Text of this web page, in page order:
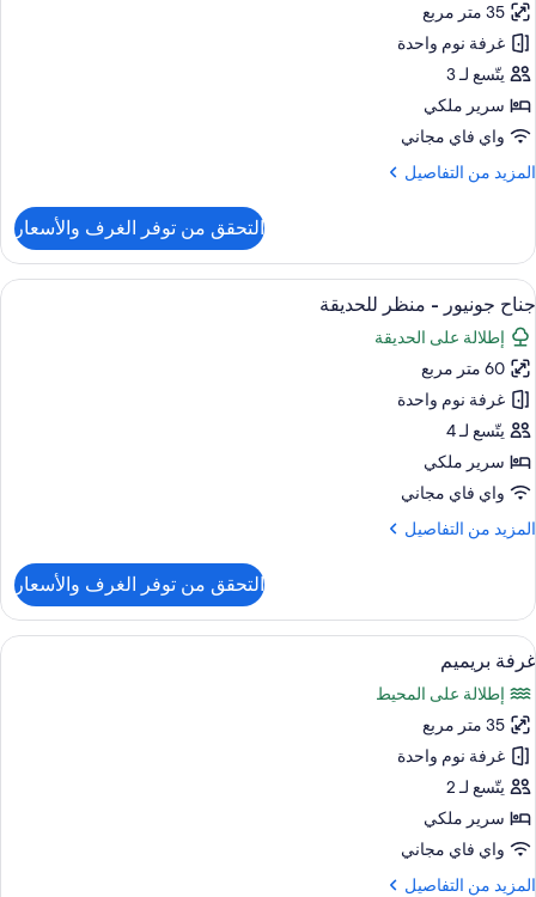
غرفة
عادية
35 متر مربع
غرفة نوم واحدة
يتّسع لـ 3
سرير ملكي
واي فاي مجاني
المزيد من التفاصيل
المزيد
غرفة
عادية
التحقق من توفر الغرف والأسعار
استعراض
جميع
صور
جناح
جونيور
-
منظر
للحديقة
أغطية فراش متميزة وميني بار وخزنة
12
جناح جونيور - منظر للحديقة
إطلالة على الحديقة
60 متر مربع
غرفة نوم واحدة
يتّسع لـ 4
سرير ملكي
واي فاي مجاني
المزيد من التفاصيل
المزيد
جناح
جونيور
-
منظر
للحديقة
التحقق من توفر الغرف والأسعار
استعراض
جميع
صور
غرفة
بريميم
أغطية فراش متميزة وميني بار وخزنة
7
غرفة بريميم
إطلالة على المحيط
35 متر مربع
غرفة نوم واحدة
يتّسع لـ 2
سرير ملكي
واي فاي مجاني
المزيد من التفاصيل
المزيد